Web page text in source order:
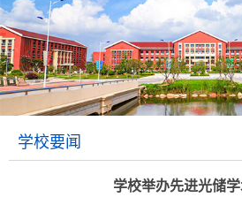
学校要闻
学校举办先进光储